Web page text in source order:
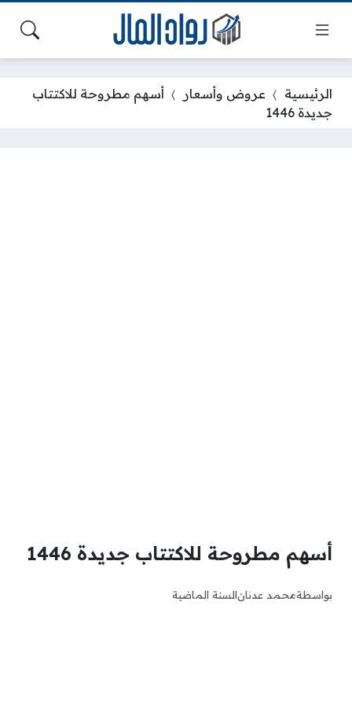
الرئيسية عروض وأسعار
أسهم مطروحة للاكتتاب
جديدة 1446
أسهم مطروحة للاكتتاب جديدة 1446
بواسطةمحمد عدنانالسنة الماضية